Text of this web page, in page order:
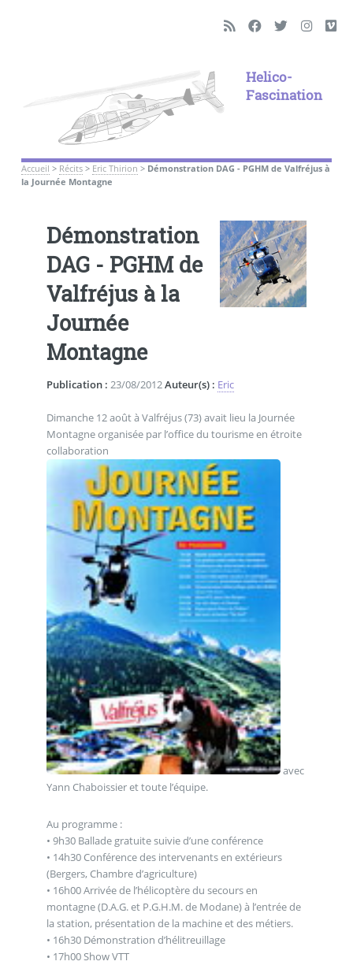
Helico-
Fascination
Accueil > Récits> Eric Thirion > Démonstration DAG - PGHM de Valfréjus à
la Journée Montagne
Démonstration
DAG - PGHM de
Valfréjus à la
Journée
Montagne
Publication : 23/08/2012Auteur(s) : Eric
Dimanche 12 août à Valfréjus (73) avait lieu la Journée
Montagne organisée par l’office du tourisme en étroite
collaboration
avec
Yann Chaboissier et toute l’équipe.
Au programme :
• 9h30 Ballade gratuite suivie d’une conférence
• 14h30 Conférence des intervenants en extérieurs
(Bergers, Chambre d’agriculture)
• 16h00 Arrivée de l’hélicoptère du secours en
montagne (D.A.G. et P.G.H.M. de Modane) à l’entrée de
la station, présentation de la machine et des métiers.
• 16h30 Démonstration d’hélitreuillage
• 17h00 Show VTT